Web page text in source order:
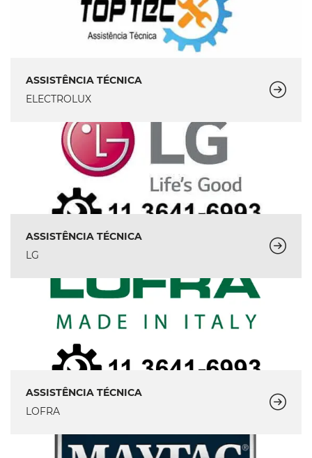
ASSISTÊNCIA TÉCNICA
ELECTROLUX
ASSISTÊNCIA TÉCNICA
LG
ASSISTÊNCIA TÉCNICA
LOFRA